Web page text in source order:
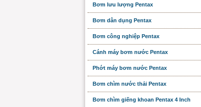
Bơm lưu lượng Pentax
Bơm dân dụng Pentax
Bơm công nghiệp Pentax
Cánh máy bơm nước Pentax
Phớt máy bơm nước Pentax
Bơm chìm nước thải Pentax
Bơm chìm giếng khoan Pentax 4 Inch